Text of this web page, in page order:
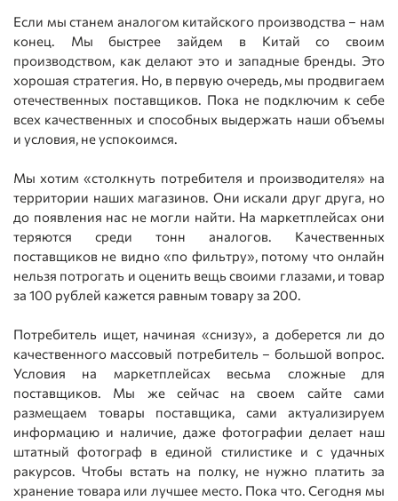
Если мы станем аналогом китайского производства – нам
конец. Мы быстрее зайдем в Китай со своим
производством, как делают это и западные бренды. Это
хорошая стратегия. Но, в первую очередь, мы продвигаем
отечественных поставщиков. Пока не подключим к себе
всех качественных и способных выдержать наши объемы
и условия, не успокоимся.
Мы хотим «столкнуть потребителя и производителя» на
территории наших магазинов. Они искали друг друга, но
до появления нас не могли найти. На маркетплейсах они
теряются среди тонн аналогов. Качественных
поставщиков не видно «по фильтру», потому что онлайн
нельзя потрогать и оценить вещь своими глазами, и товар
за 100 рублей кажется равным товару за 200.
Потребитель ищет, начиная «снизу», а доберется ли до
качественного массовый потребитель – большой вопрос.
Условия на маркетплейсах весьма сложные для
поставщиков. Мы же сейчас на своем сайте сами
размещаем товары поставщика, сами актуализируем
информацию и наличие, даже фотографии делает наш
штатный фотограф в единой стилистике и с удачных
ракурсов. Чтобы встать на полку, не нужно платить за
хранение товара или лучшее место. Пока что. Сегодня мы